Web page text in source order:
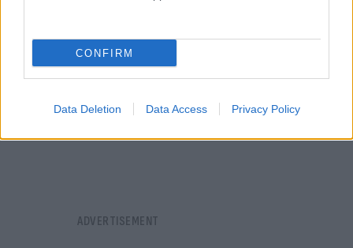
CONFIRM
Data Deletion Data Access Privacy Policy